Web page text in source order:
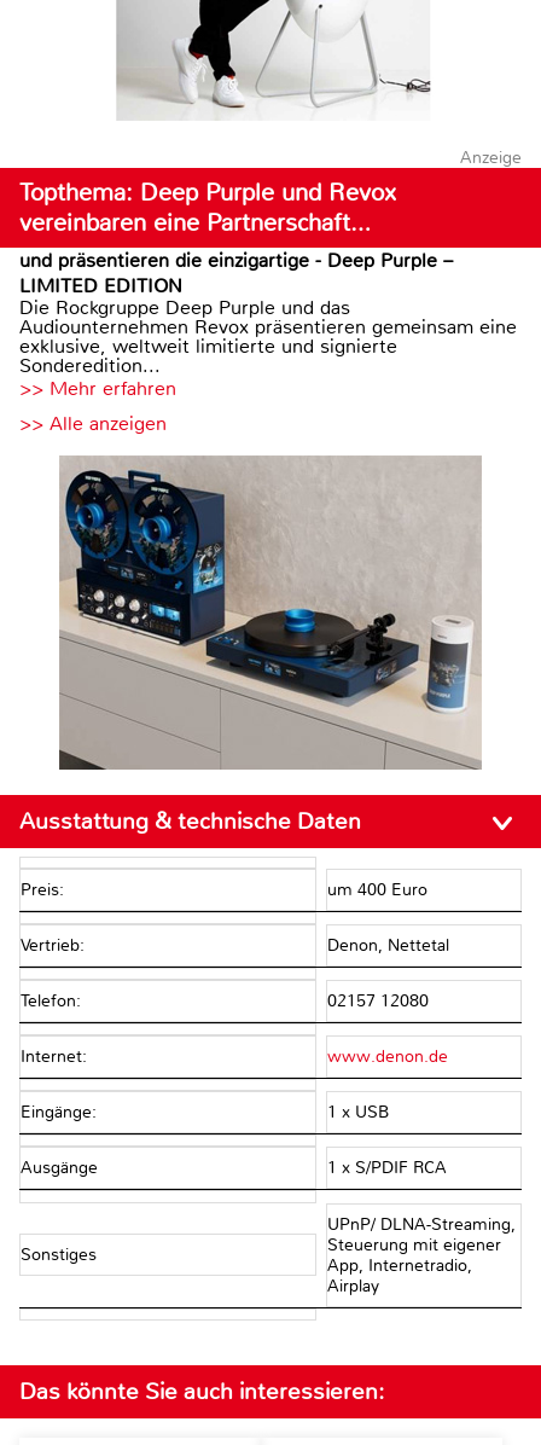
Anzeige
Topthema: Deep Purple und Revox
vereinbaren eine Partnerschaft…
und präsentieren die einzigartige - Deep Purple –
LIMITED EDITION
Die Rockgruppe Deep Purple und das
Audiounternehmen Revox präsentieren gemeinsam eine
exklusive, weltweit limitierte und signierte
Sonderedition...
>> Mehr erfahren
>> Alle anzeigen
Ausstattung & technische Daten
Preis: um 400 Euro
Vertrieb: Denon, Nettetal
Telefon: 02157 12080
Internet: www.denon.de
Eingänge: 1 x USB
Ausgänge 1 x S/PDIF RCA
Sonstiges
UPnP/ DLNA-Streaming,
Steuerung mit eigener
App, Internetradio,
Airplay
Das könnte Sie auch interessieren: